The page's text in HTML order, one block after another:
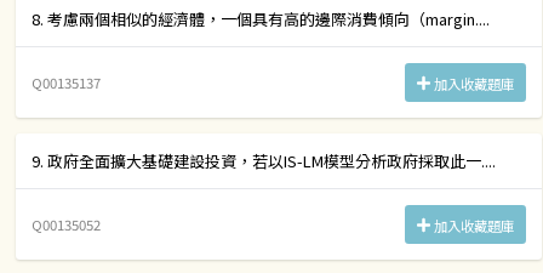
8. 考慮兩個相似的經濟體，一個具有高的邊際消費傾向（margin....
Q00135137 加入收藏題庫
9. 政府全面擴大基礎建設投資，若以IS-LM模型分析政府採取此一....
Q00135052 加入收藏題庫